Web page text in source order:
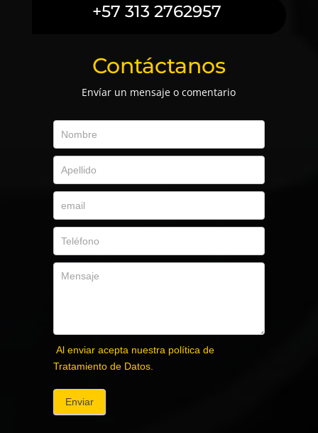
+57 313 2762957
Contáctanos
Envíar un mensaje o comentario
Al enviar acepta nuestra política de
Tratamiento de Datos.
Enviar